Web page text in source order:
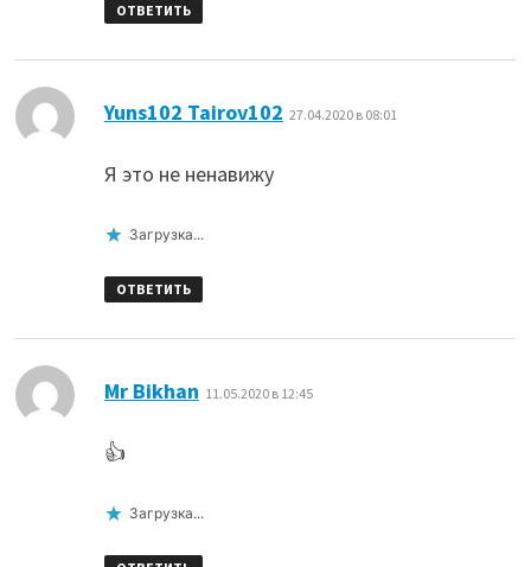
ОТВЕТИТЬ
Yuns102 Tairov102 27.04.2020 в 08:01
Я это не ненавижу
Загрузка...
ОТВЕТИТЬ
Mr Bikhan 11.05.2020 в 12:45
👍
Загрузка...